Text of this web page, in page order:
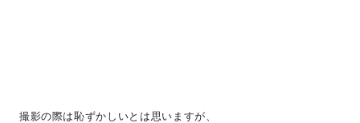
撮影の際は恥ずかしいとは思いますが、